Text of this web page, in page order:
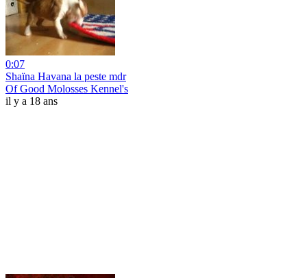
0:07
Shaïna Havana la peste mdr
Of Good Molosses Kennel's
il y a 18 ans